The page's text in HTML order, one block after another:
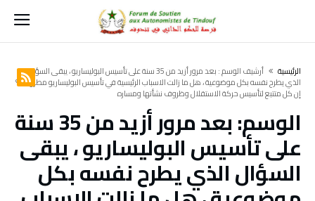
‫الرئيسية‬
‫أرشيف الوسم :‬ بعد مرور أزيد من 35 سنة على تأسيس البوليساريو ، يبقى السؤال
الذي يطرح نفسه بكل موضوعية ، هل ما زالت الاسباب الرئيسية في تأسيس البوليساريو مطروحة ؟
إن كل متتبع لتأسيس حركة الاستقلال وظروف نشأتها ومساره
الوسم: بعد مرور أزيد من 35 سنة
على تأسيس البوليساريو ، يبقى
السؤال الذي يطرح نفسه بكل